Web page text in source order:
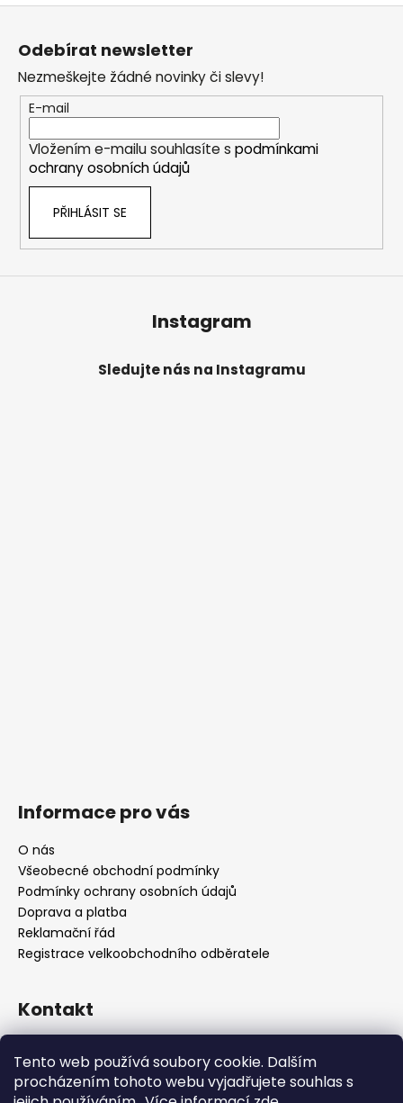
Tento web používá soubory cookie. Dalším
procházením tohoto webu vyjadřujete souhlas s
Z
Odebírat newsletter
Nezmeškejte žádné novinky či slevy!
E-mail
Vložením e-mailu souhlasíte s podmínkami
ochrany osobních údajů
PŘIHLÁSIT SE
Instagram
Sledujte nás na Instagramu
Informace pro vás
O nás
Všeobecné obchodní podmínky
Podmínky ochrany osobních údajů
Doprava a platba
Reklamační řád
Registrace velkoobchodního odběratele
Kontakt
+420222744000